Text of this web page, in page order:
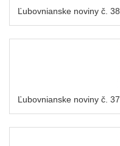
Ľubovnianske noviny č. 38
Ľubovnianske noviny č. 37